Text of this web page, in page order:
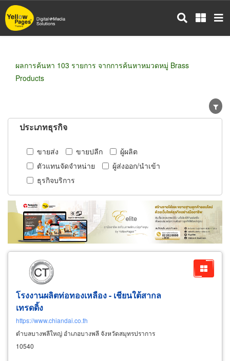
ข้าม
ไป
ผลการค้นหา 103 รายการ จากการค้นหาหมวดหมู่ Brass
Products
ประเภทธุรกิจ
ขายส่ง ขายปลีก
ผู้ผลิต
ตัวแทนจัดจำหน่าย
ผู้ส่งออก/นำเข้า
ธุรกิจบริการ
โรงงานผลิตท่อทองเหลือง - เชียนใต้สากล
เทรดดิ้ง
https://www.chiandai.co.th
ตำบลบางพลีใหญ่ อำเภอบางพลี จังหวัดสมุทรปราการ
10540